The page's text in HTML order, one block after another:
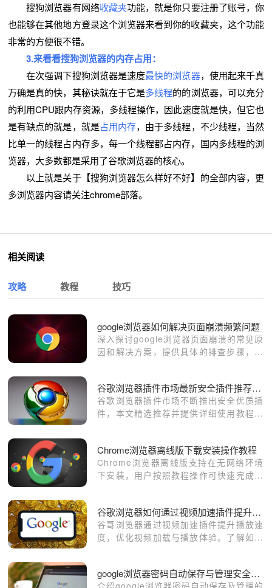
搜狗浏览器有网络收藏夹功能，就是你只要注册了账号，你
也能够在其他地方登录这个浏览器来看到你的收藏夹，这个功能
非常的方便很不错。
3.来看看搜狗浏览器的内存占用：
在次强调下搜狗浏览器是速度最快的浏览器，使用起来千真
万确是真的快，其秘诀就在于它是多线程的的浏览器，可以充分
的利用CPU跟内存资源，多线程操作，因此速度就是快，但它也
是有缺点的就是，就是占用内存，由于多线程，不少线程，当然
比单一的线程占内存多，每一个线程都占内存，国内多线程的浏
览器，大多数都是采用了谷歌浏览器的核心。
以上就是关于【搜狗浏览器怎么样好不好】的全部内容，更
多浏览器内容请关注chrome部落。
相关阅读
攻略 教程 技巧
google浏览器如何解决页面崩溃频繁问题
深入探讨google浏览器页面崩溃的常见原
因和解决方案，提供具体的排查步骤，帮
谷歌浏览器插件市场最新安全插件推荐及使用教程
谷歌浏览器插件市场不断推出安全优质插
件，本文精选推荐并提供详细使用教程，
Chrome浏览器离线版下载安装操作教程
Chrome浏览器离线版支持在无网络环境
下安装，用户按照教程操作可快速完成部
谷歌浏览器如何通过视频加速插件提升播放速度
谷哥浏览器通过视频加速插件提升播放速
度，优化视频加载与播放体验。了解如何
google浏览器密码自动保存与管理安全设置指南